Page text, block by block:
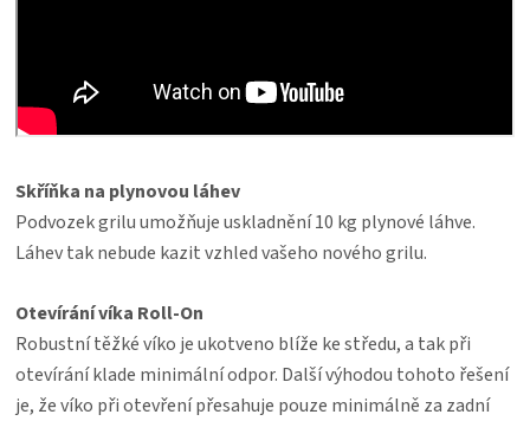
Skříňka na plynovou láhev
Podvozek grilu umožňuje uskladnění 10 kg plynové láhve.
Láhev tak nebude kazit vzhled vašeho nového grilu.
Otevírání víka Roll-On
Robustní těžké víko je ukotveno blíže ke středu, a tak při
otevírání klade minimální odpor. Další výhodou tohoto řešení
je, že víko při otevření přesahuje pouze minimálně za zadní